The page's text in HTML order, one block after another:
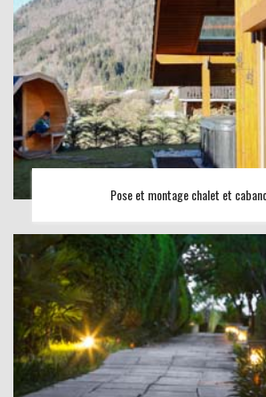
Pose et montage chalet et